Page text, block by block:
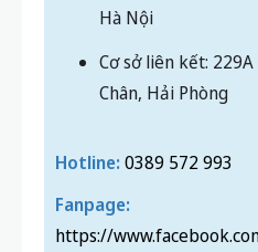
Hà Nội
Cơ sở liên kết:
Chân, Hải Phòng
Hotline: 0389 572 993
Fanpage:
https://